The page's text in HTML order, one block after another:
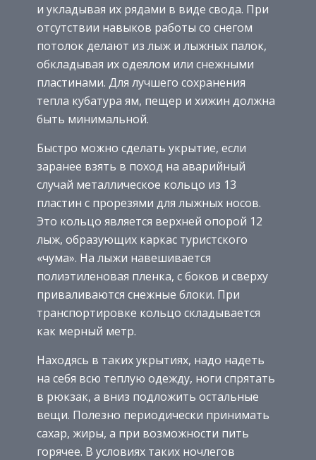
и укладывая их рядами в виде свода. При
отсутствии навыков работы со снегом
потолок делают из лыж и лыжных палок,
обкладывая их одеялом или снежными
пластинами. Для лучшего сохранения
тепла кубатура ям, пещер и хижин должна
быть минимальной.
Быстро можно сделать укрытие, если
заранее взять в поход на аварийный
случай металлическое кольцо из 13
пластин с прорезями для лыжных носов.
Это кольцо является верхней опорой 12
лыж, образующих каркас туристского
«чума». На лыжи навешивается
полиэтиленовая пленка, с боков и сверху
приваливаются снежные блоки. При
транспортировке кольцо складывается
как мерный метр.
Находясь в таких укрытиях, надо надеть
на себя всю теплую одежду, ноги спрятать
в рюкзак, а вниз подложить остальные
вещи. Полезно периодически принимать
сахар, жиры, а при возможности пить
горячее. В условиях таких ночлегов